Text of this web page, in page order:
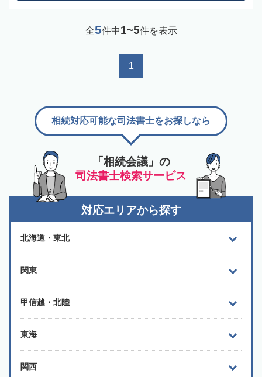
全5件中1~5件を表示
1
「相続会議」の
司法書士検索サービス
相続対応可能な司法書士をお探しなら
対応エリアから探す
北海道・東北
関東
甲信越・北陸
東海
関西